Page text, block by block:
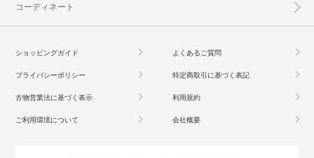
コーディネート
ショッピングガイド よくあるご質問
プライバシーポリシー 特定商取引に基づく表記
古物営業法に基づく表示 利用規約
ご利用環境について 会社概要